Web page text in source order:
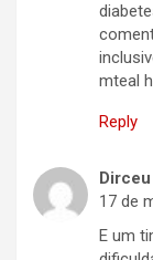
mteal
Reply
17 de
E um